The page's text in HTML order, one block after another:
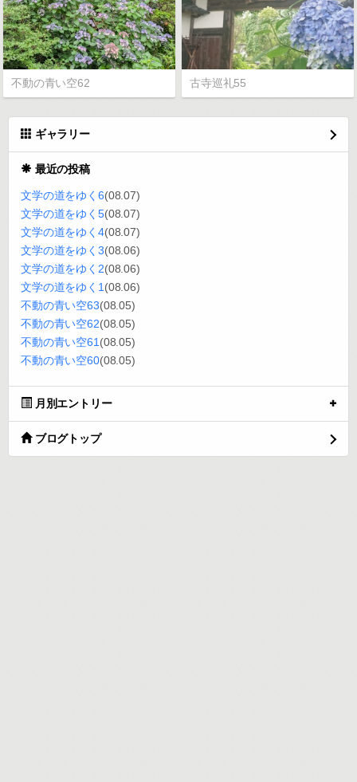
不動の青い空62 古寺巡礼55
ギャラリー
最近の投稿
文学の道をゆく6(08.07)
文学の道をゆく5(08.07)
文学の道をゆく4(08.07)
文学の道をゆく3(08.06)
文学の道をゆく2(08.06)
文学の道をゆく1 (08.06)
不動の青い空63(08.05)
不動の青い空62(08.05)
不動の青い空61 (08.05)
不動の青い空60(08.05)
月別エントリー
ブログトップ